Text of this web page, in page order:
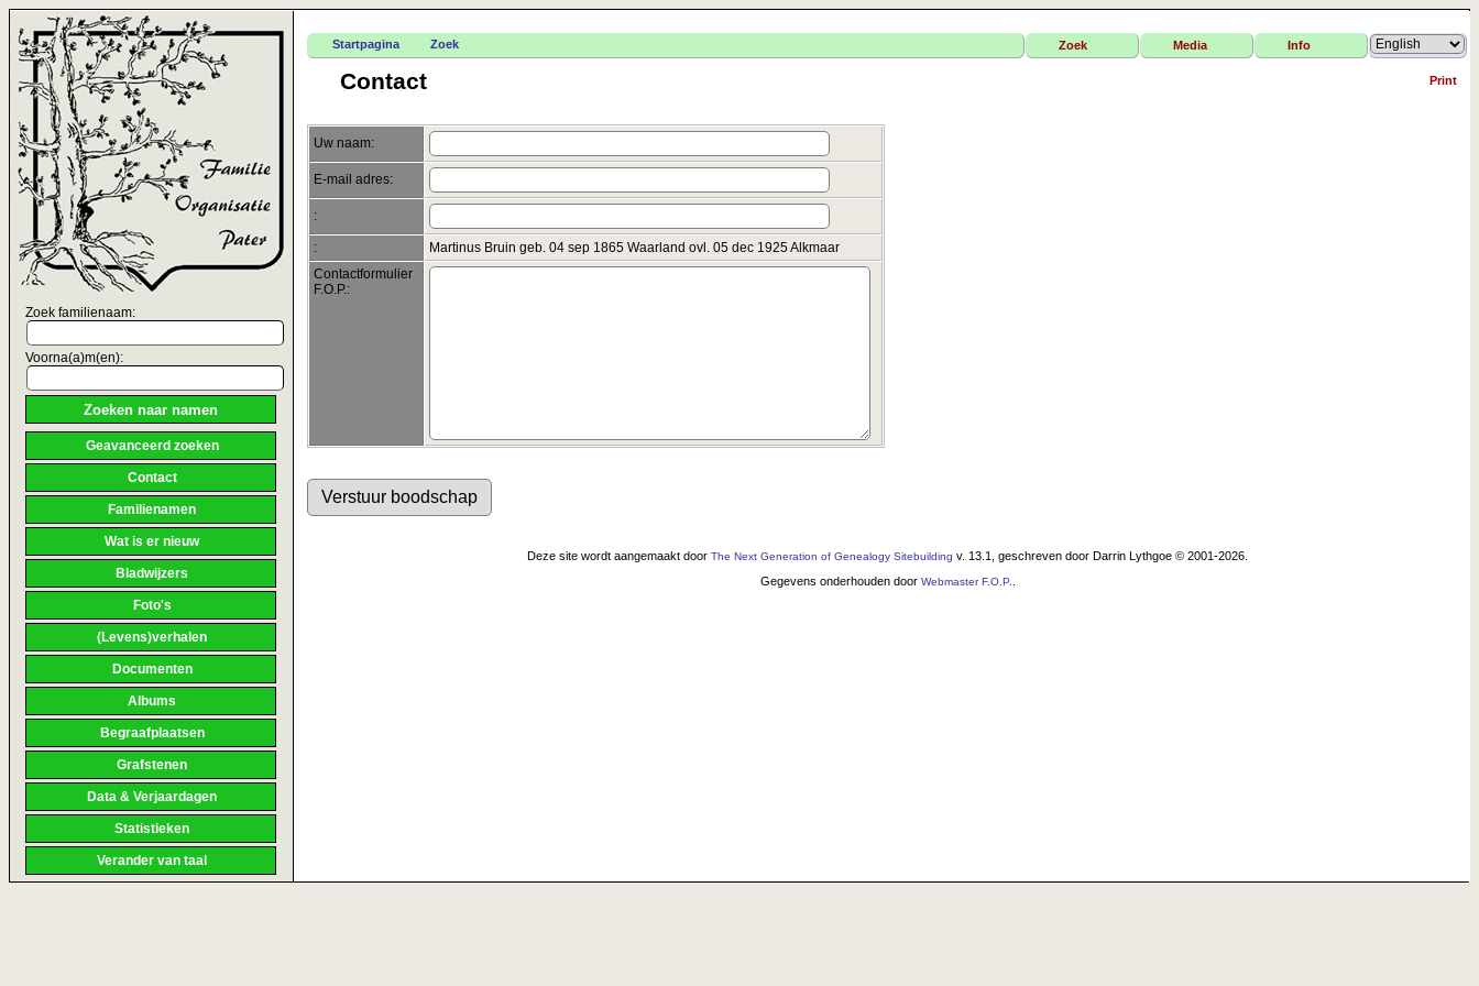
Zoek familienaam:
Voorna(a)m(en):
Geavanceerd zoeken
Contact
Familienamen
Wat is er nieuw
Bladwijzers
Foto's
(Levens)verhalen
Documenten
Albums
Begraafplaatsen
Grafstenen
Data & Verjaardagen
Statistieken
Verander van taal
Startpagina Zoek Zoek Media Info
Print
Contact
Uw naam:
E-mail adres:
:
:
Martinus Bruin geb. 04 sep 1865 Waarland ovl. 05 dec 1925 Alkmaar
Contactformulier
F.O.P.:
Deze site wordt aangemaakt door The Next Generation of Genealogy Sitebuilding v. 13.1, geschreven door Darrin Lythgoe © 2001-2026.
Gegevens onderhouden door Webmaster F.O.P.